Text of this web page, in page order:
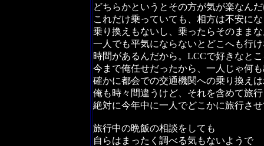
どちらかというとその方が気が楽なん
これだけ乗っていても、相方は不安に
乗り換えもないし、乗ったらそのまま
一人でも平気にならないとどこへも行
時間があるんだから。LCCで好きなと
今まで俺任せだったから、一人じゃ何
確かに都会での交通機関への乗り換え
俺も時々間違うけど、それを含めて旅
絶対に今年中に一人でどこかに旅行さ
旅行中の晩飯の相談をしても
自らはまったく調べる気もないようで